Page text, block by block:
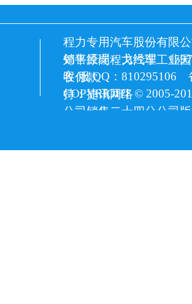
程力专用汽车股份有限
郊平原岗程力汽车工业园
销售经理：戈经理
收付款
客 服 QQ：810295106
持：捷讯网络
COPYRIGHT © 2005-
公司销售二十四分公司